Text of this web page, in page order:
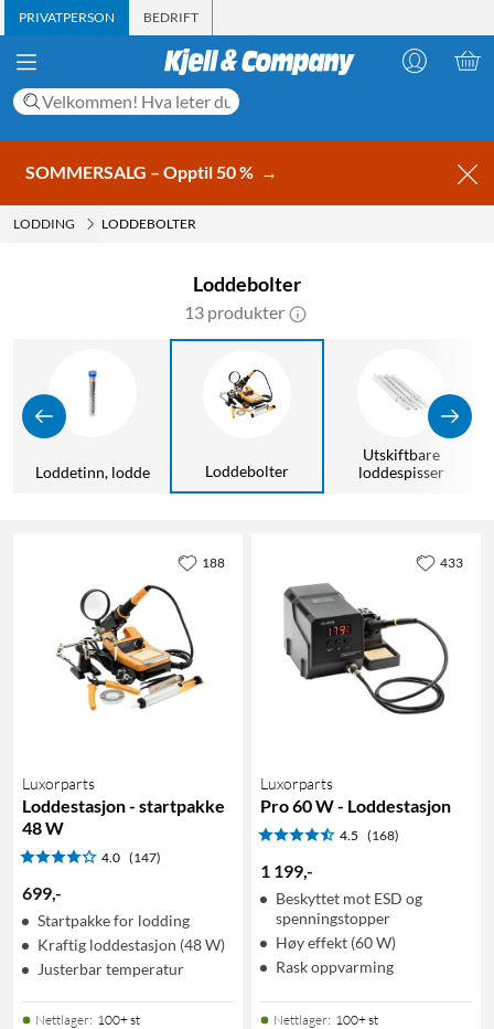
PRIVATPERSON BEDRIFT
SOMMERSALG – Opptil 50 % →
LODDING LODDEBOLTER
Loddebolter
13 produkter
Loddetinn, lodde Loddebolter
Utskiftbare
loddespisser
Luxorparts
Loddestasjon - startpakke
48 W
4.0 (147)
699,-
Startpakke for lodding
Kraftig loddestasjon (48 W)
Justerbar temperatur
Nettlager: 100+ st
188
Luxorparts
Pro 60 W - Loddestasjon
4.5 (168)
1 199,-
Beskyttet mot ESD og
spenningstopper
Høy effekt (60 W)
Rask oppvarming
Nettlager: 100+ st
433